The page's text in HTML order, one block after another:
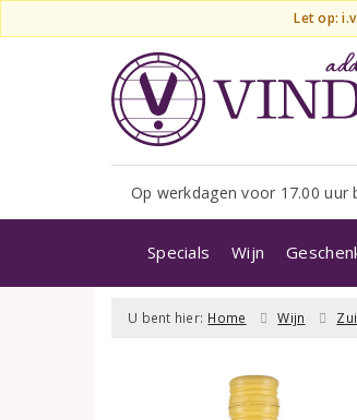
Let op:
Op werkdagen voor 17.00 uur
Specials Wijn
U bent hier: Home Wijn